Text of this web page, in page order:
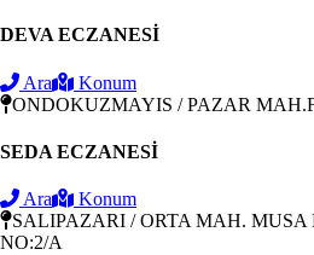
DEVA ECZANESİ
Ara
Konum
ONDOKUZMAYIS / PAZAR
SEDA ECZANESİ
Ara
Konum
SALIPAZARI / ORTA MAH.
NO:2/A